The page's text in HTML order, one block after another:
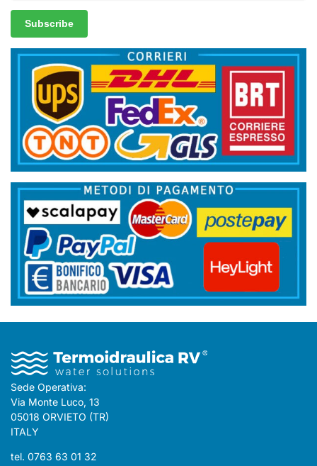
Sede Operativa:
Via Monte Luco, 13
05018 ORVIETO (TR)
ITALY
tel. 0763 63 01 32